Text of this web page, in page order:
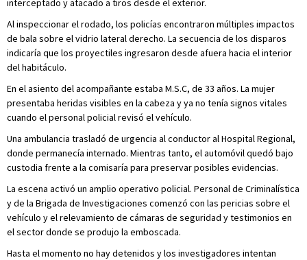
interceptado y atacado a tiros desde el exterior.
Al inspeccionar el rodado, los policías encontraron múltiples impactos
de bala sobre el vidrio lateral derecho. La secuencia de los disparos
indicaría que los proyectiles ingresaron desde afuera hacia el interior
del habitáculo.
En el asiento del acompañante estaba M.S.C, de 33 años. La mujer
presentaba heridas visibles en la cabeza y ya no tenía signos vitales
cuando el personal policial revisó el vehículo.
Una ambulancia trasladó de urgencia al conductor al Hospital Regional,
donde permanecía internado. Mientras tanto, el automóvil quedó bajo
custodia frente a la comisaría para preservar posibles evidencias.
La escena activó un amplio operativo policial. Personal de Criminalística
y de la Brigada de Investigaciones comenzó con las pericias sobre el
vehículo y el relevamiento de cámaras de seguridad y testimonios en
el sector donde se produjo la emboscada.
Hasta el momento no hay detenidos y los investigadores intentan